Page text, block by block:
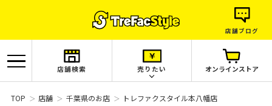
店舗ブログ
店舗検索 売りたい オンラインストア
TOP 店舗 千葉県のお店 トレファクスタイル本八幡店